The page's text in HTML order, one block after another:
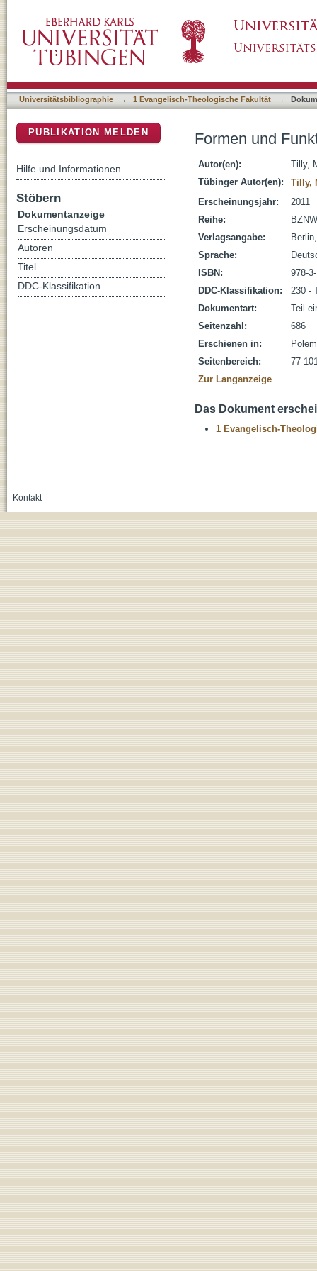
Universitätsbibliographie → 1 Evangelisch-Theologische Fakultät →
Formen und
Autor(en):
Tilly,
Tübinger Autor(en):
Tilly,
Erscheinungsjahr:
2011
Reihe:
Verlagsangabe:
Sprache:
ISBN:
978-
DDC-Klassifikation:
230 -
Dokumentart:
Teil
Seitenzahl:
686
Erschienen in:
Seitenbereich:
77-
Zur Langanzeige
Das Dokument
1 Evangelisch-
PUBLIKATION MELDEN
Hilfe und Informationen
Stöbern
Dokumentanzeige
Erscheinungsdatum
Autoren
Titel
DDC-Klassifikation
Kontakt